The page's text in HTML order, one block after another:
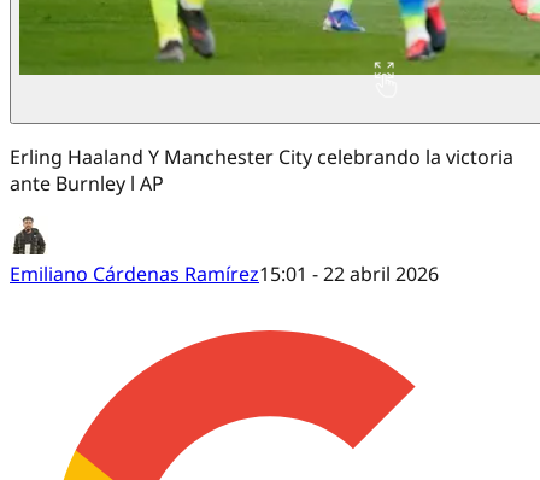
Erling Haaland Y Manchester City celebrando la victoria
ante Burnley l AP
Emiliano Cárdenas Ramírez15:01 - 22 abril 2026